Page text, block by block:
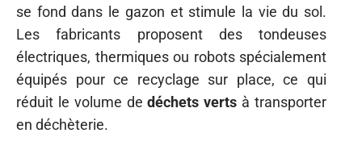
se fond dans le gazon et stimule la vie du sol.
Les fabricants proposent des tondeuses
électriques, thermiques ou robots spécialement
équipés pour ce recyclage sur place, ce qui
réduit le volume dedéchets verts à transporter
en déchèterie.